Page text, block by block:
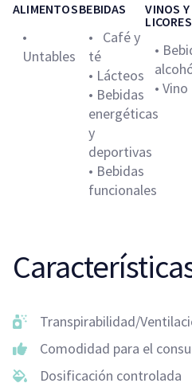
ALIMENTOS
•
Untables
BEBIDAS
• Café y
té
• Lácteos
• Bebidas
energéticas
y
deportivas
• Bebidas
funcionales
VINOS Y
LICORES
•
• Vino
Transpirabilidad/
Comodidad para el
Dosificación controlada